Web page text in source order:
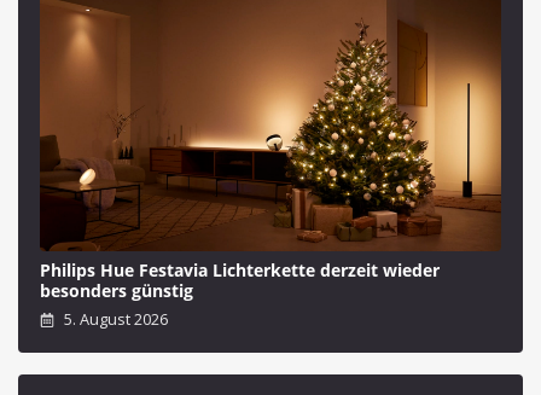
Philips Hue Festavia Lichterkette derzeit wieder
besonders günstig
5. August 2026